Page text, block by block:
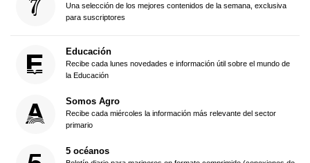
Una selección de los mejores contenidos de la semana, exclusiva
para suscriptores
Educación
Recibe cada lunes novedades e información útil sobre el mundo de
la Educación
Somos Agro
Recibe cada miércoles la información más relevante del sector
primario
5 océanos